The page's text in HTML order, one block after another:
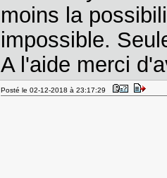
moins la
impossible.
A l'aide merci
Posté le 02-12-2018 à 23:17:29